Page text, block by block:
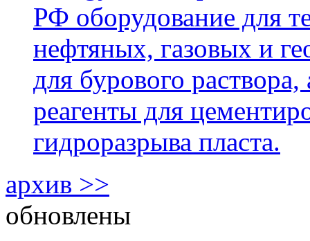
РФ оборудование для
нефтяных, газовых и
для бурового
реагенты для
гидроразрыва пласта.
архив >>
обновлены